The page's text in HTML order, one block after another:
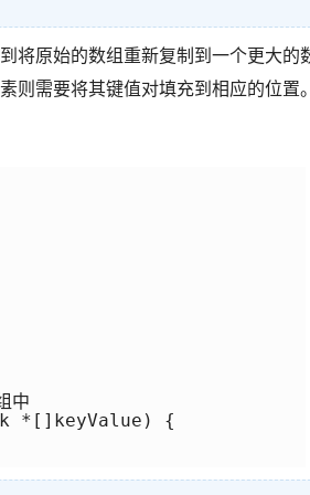
将原始的数组重新复制到一个更大的
则需要将其键值对填充到相应的位置
中
*[]keyValue) {